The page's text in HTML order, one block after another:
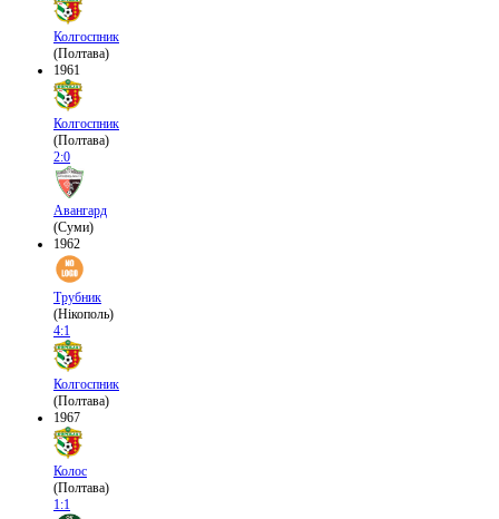
Колгоспник
(Полтава)
1961
Колгоспник
(Полтава)
2:0
Авангард
(Суми)
1962
Трубник
(Нікополь)
4:1
Колгоспник
(Полтава)
1967
Колос
(Полтава)
1:1